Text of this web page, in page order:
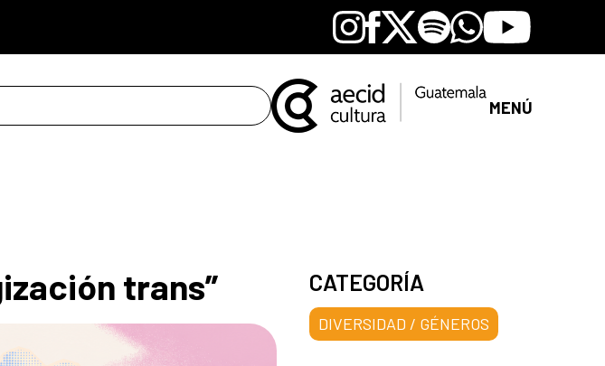
Instagram
Facebook
X SpotifyWhatsapp
Youtube
MENÚ
trans” CATEGORÍA
DIVERSIDAD / GÉNEROS